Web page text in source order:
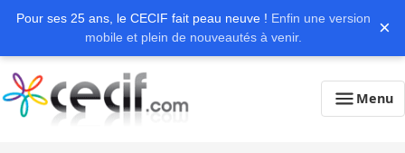
Pour ses 25 ans, le CECIF fait peau neuve ! Enfin une version
mobile et plein de nouveautés à venir.
×
Menu